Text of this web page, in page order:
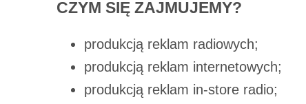
CZYM SIĘ ZAJMUJEMY?
produkcją reklam radiowych;
produkcją reklam internetowych;
produkcją reklam in-store radio;